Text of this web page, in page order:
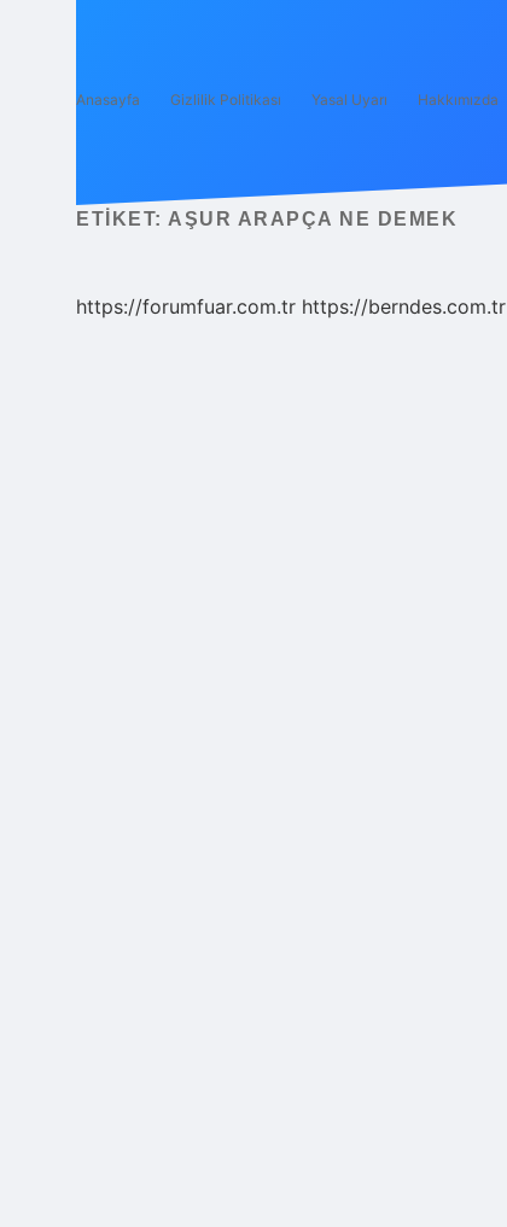
Anasayfa Gizlilik Politikası Yasal Uyarı Hakkımızda
ETIKET: AŞUR ARAPÇA NE DEMEK
https://forumfuar.com.tr https://berndes.com.tr